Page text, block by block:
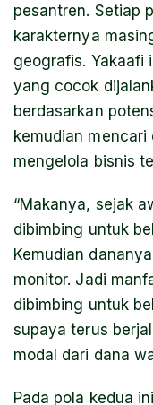
pesantren. Setiap
karakternya
geografis. Yakaafi
yang cocok
berdasarkan
kemudian
mengelola bisnis
“Makanya, sejak
dibimbing untuk
Kemudian
monitor. Jadi
dibimbing untuk
supaya terus
modal dari dana
Pada pola kedua